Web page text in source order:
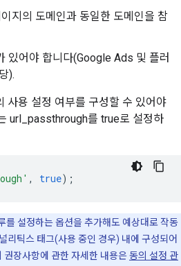
지의 도메인과 동일한 도메인을 참
있어야 합니다(Google Ads 및 플러
).
사용 설정 여부를 구성할 수 있어야
url_passthrough를 true로 설정하
, true);
를 설정하는 옵션을 추가해도 예상대로 작동
리틱스 태그(사용 중인 경우) 내에 구성되어
권장사항에 관한 자세한 내용은동의 설정 관